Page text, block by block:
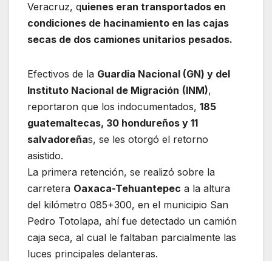
Veracruz, quienes eran transportados en
condiciones de hacinamiento en las cajas
secas de dos camiones unitarios pesados.
Efectivos de la Guardia Nacional (GN) y del
Instituto Nacional de Migración (INM),
reportaron que los indocumentados, 185
guatemaltecas, 30 hondureños y 11
salvadoreñas, se les otorgó el retorno
asistido.
La primera retención, se realizó sobre la
carretera Oaxaca-Tehuantepec a la altura
del kilómetro 085+300, en el municipio San
Pedro Totolapa, ahí fue detectado un camión
caja seca, al cual le faltaban parcialmente las
luces principales delanteras.